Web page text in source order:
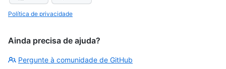
Política de privacidade
Ainda precisa de ajuda?
Pergunte à comunidade de GitHub